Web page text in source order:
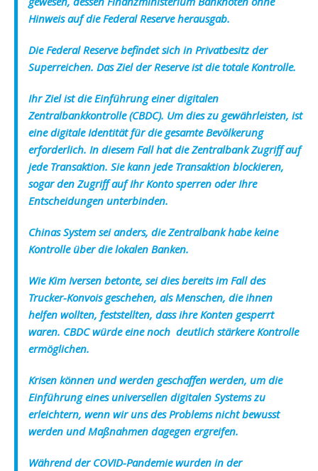
Hinweis auf die Federal Reserve herausgab.
Die Federal Reserve befindet sich in Privatbesitz der
Superreichen. Das Ziel der Reserve ist die totale Kontrolle.
Ihr Ziel ist die Einführung einer digitalen
Zentralbankkontrolle (CBDC). Um dies zu gewährleisten, ist
eine digitale Identität für die gesamte Bevölkerung
erforderlich. In diesem Fall hat die Zentralbank Zugriff auf
jede Transaktion. Sie kann jede Transaktion blockieren,
sogar den Zugriff auf Ihr Konto sperren oder Ihre
Entscheidungen unterbinden.
Chinas System sei anders, die Zentralbank habe keine
Kontrolle über die lokalen Banken.
Wie Kim Iversen betonte, sei dies bereits im Fall des
Trucker-Konvois geschehen, als Menschen, die ihnen
helfen wollten, feststellten, dass ihre Konten gesperrt
waren. CBDC würde eine noch deutlich stärkere Kontrolle
ermöglichen.
Krisen können und werden geschaffen werden, um die
Einführung eines universellen digitalen Systems zu
erleichtern, wenn wir uns des Problems nicht bewusst
werden und Maßnahmen dagegen ergreifen.
Während der COVID-Pandemie wurden in der